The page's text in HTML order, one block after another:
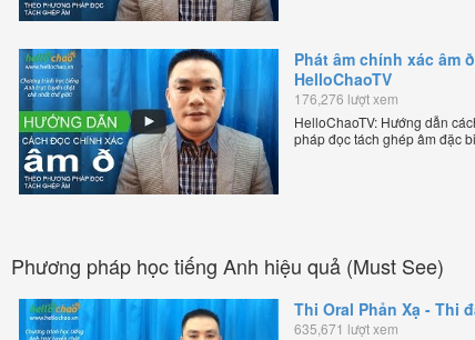
Phát âm chính xác âm
HelloChaoTV
176,276 lượt xem
HelloChaoTV: Hướng dẫn
pháp đọc tách ghép âm đặc
Phương pháp học tiếng Anh hiệu quả (Must See)
Thi Oral Phản Xạ - Thi
635,671 lượt xem